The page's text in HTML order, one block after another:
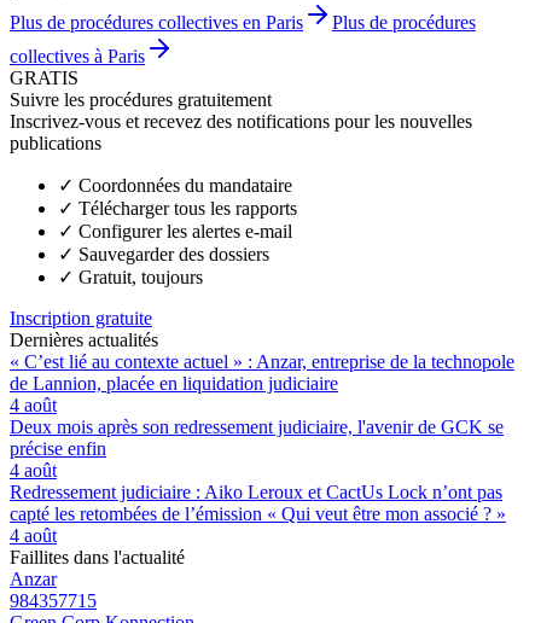
Plus de procédures collectives en Paris
Plus de procédures
collectives à Paris
GRATIS
Suivre les procédures gratuitement
Inscrivez-vous et recevez des notifications pour les nouvelles
publications
✓ Coordonnées du mandataire
✓ Télécharger tous les rapports
✓ Configurer les alertes e-mail
✓ Sauvegarder des dossiers
✓ Gratuit, toujours
Inscription gratuite
Dernières actualités
« C’est lié au contexte actuel » : Anzar, entreprise de la technopole
de Lannion, placée en liquidation judiciaire
4 août
Deux mois après son redressement judiciaire, l'avenir de GCK se
précise enfin
4 août
Redressement judiciaire : Aiko Leroux et CactUs Lock n’ont pas
capté les retombées de l’émission « Qui veut être mon associé ? »
4 août
Faillites dans l'actualité
Anzar
984357715